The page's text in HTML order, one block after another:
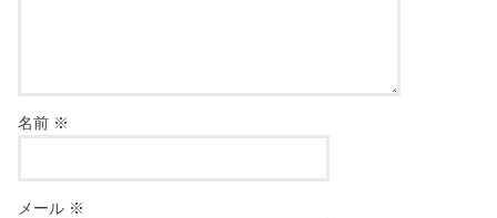
名前 ※
メール ※